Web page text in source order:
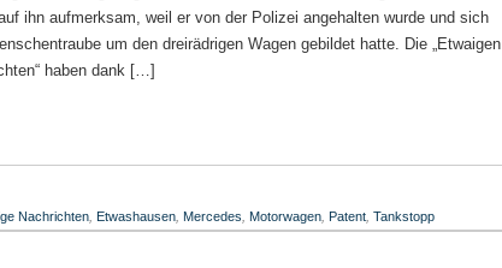
ihn aufmerksam, weil er von der Polizei angehalten wurde und sich
um den dreirädrigen Wagen gebildet hatte. Die „Etwaigen
haben dank […]
Nachrichten Etwashausen Mercedes Motorwagen Patent Tankstopp